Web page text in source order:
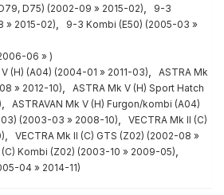
D75) (2002-09 » 2015-02)
9-3
» 2015-02)
9-3 Kombi (E50) (2005-03 »
06 » )
(H) (A04) (2004-01 » 2011-03)
ASTRA Mk
» 2012-10)
ASTRA Mk V (H) Sport Hatch
ASTRAVAN Mk V (H) Furgon/kombi (A04)
(2003-03 » 2008-10)
VECTRA Mk II (C)
VECTRA Mk II (C) GTS (Z02) (2002-08 »
(C) Kombi (Z02) (2003-10 » 2009-05)
04 » 2014-11)